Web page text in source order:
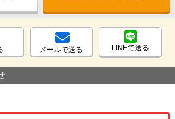
メールで送る LINEで送る